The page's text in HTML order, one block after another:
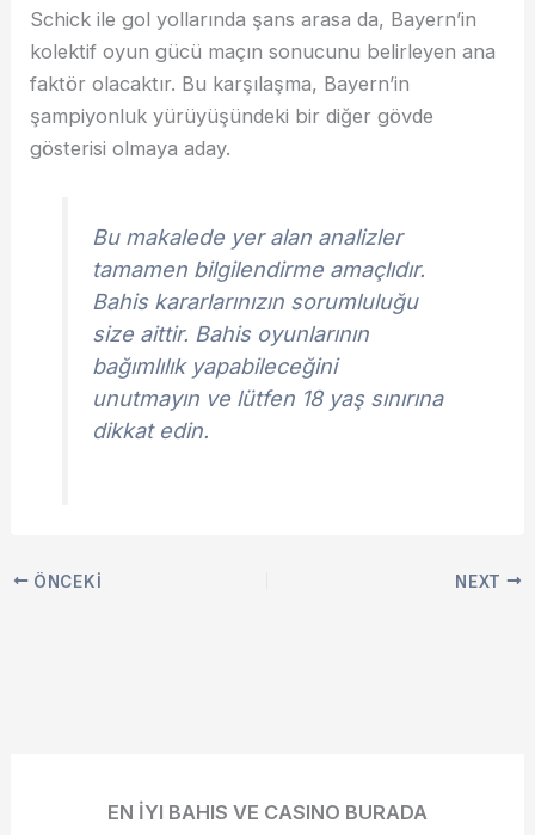
Schick ile gol yollarında şans arasa da, Bayern’in
kolektif oyun gücü maçın sonucunu belirleyen ana
faktör olacaktır. Bu karşılaşma, Bayern’in
şampiyonluk yürüyüşündeki bir diğer gövde
gösterisi olmaya aday.
Bu makalede yer alan analizler
tamamen bilgilendirme amaçlıdır.
Bahis kararlarınızın sorumluluğu
size aittir. Bahis oyunlarının
bağımlılık yapabileceğini
unutmayın ve lütfen 18 yaş sınırına
dikkat edin.
ÖNCEKI NEXT
EN İYI BAHIS VE CASINO BURADA